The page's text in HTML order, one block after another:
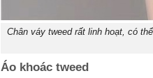
Chân váy tweed rất linh hoạt, có
Áo khoác tweed